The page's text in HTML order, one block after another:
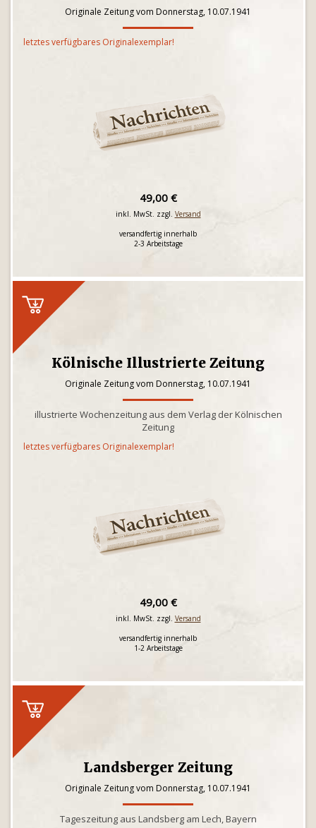
Originale Zeitung vom Donnerstag, 10.07.1941
letztes verfügbares Originalexemplar!
49,00 €
inkl. MwSt. zzgl. Versand
versandfertig innerhalb
2-3 Arbeitstage
Kölnische Illustrierte Zeitung
Originale Zeitung vom Donnerstag, 10.07.1941
illustrierte Wochenzeitung aus dem Verlag der Kölnischen
Zeitung
letztes verfügbares Originalexemplar!
49,00 €
inkl. MwSt. zzgl. Versand
versandfertig innerhalb
1-2 Arbeitstage
Landsberger Zeitung
Originale Zeitung vom Donnerstag, 10.07.1941
Tageszeitung aus Landsberg am Lech, Bayern